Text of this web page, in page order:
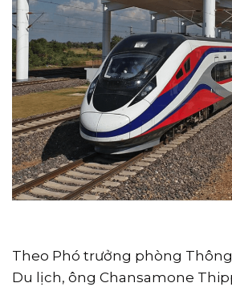
Theo Phó trưởng phòng Thông
Du lịch, ông Chansamone